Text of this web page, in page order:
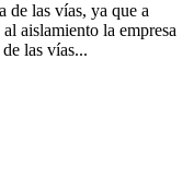
de las vías, ya que a
aislamiento la empresa
las vías...